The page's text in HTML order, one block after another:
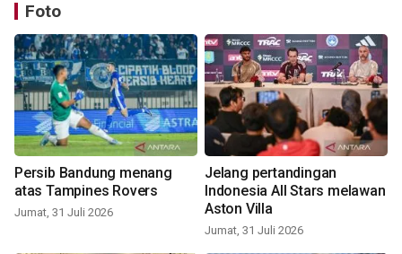
Foto
Persib Bandung menang
atas Tampines Rovers
Jumat, 31 Juli 2026
Jelang pertandingan
Indonesia All Stars melawan
Aston Villa
Jumat, 31 Juli 2026